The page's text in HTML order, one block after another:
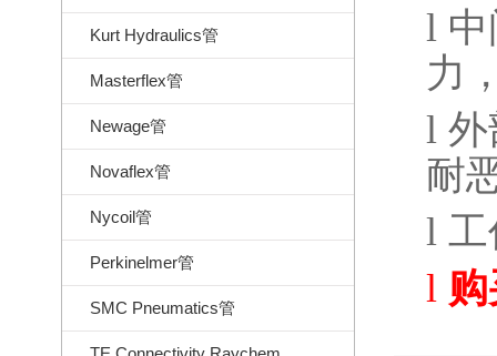
Kurt Hydraulics管
Masterflex管
Newage管
Novaflex管
Nycoil管
Perkinelmer管
SMC Pneumatics管
l
力
l 外
耐
l 工
l